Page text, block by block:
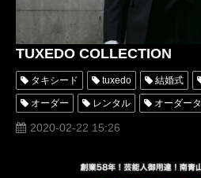
TUXEDO COLLECTION
タキシード tuxedo 結婚式
オーダー レンタル オーダー
レンタルタキシード
オーダータキシード名古屋 新郎衣
2020-02-22 15:26